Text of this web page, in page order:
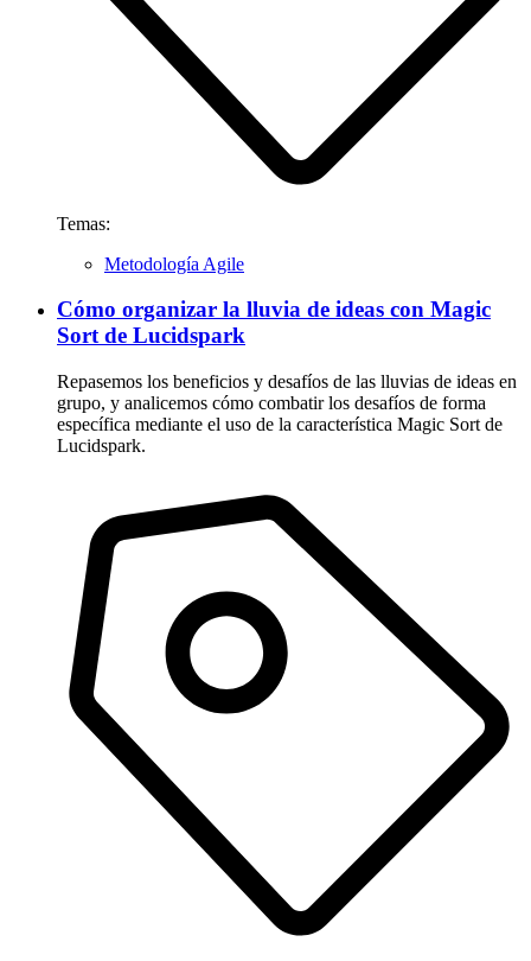
Temas:
Metodología Agile
Cómo organizar la lluvia de ideas con Magic
Sort de Lucidspark
Repasemos los beneficios y desafíos de las lluvias de ideas en
grupo, y analicemos cómo combatir los desafíos de forma
específica mediante el uso de la característica Magic Sort de
Lucidspark.